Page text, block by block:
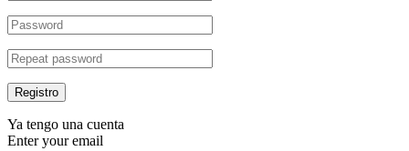
Ya tengo una cuenta
Enter your email